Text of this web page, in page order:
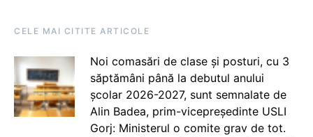
CELE MAI CITITE ARTICOLE
Noi comasări de clase și posturi, cu 3
săptămâni până la debutul anului
școlar 2026-2027, sunt semnalate de
Alin Badea, prim-vicepreședinte USLI
Gorj: Ministerul o comite grav de tot.